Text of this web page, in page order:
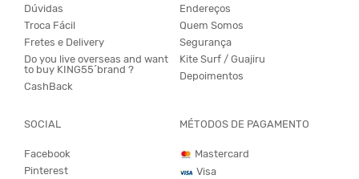
Dúvidas
Troca Fácil
Fretes e Delivery
Do you live overseas and want
to buy KING55´brand ?
CashBack
Endereços
Quem Somos
Segurança
Kite Surf / Guajiru
Depoimentos
SOCIAL
Facebook
Pinterest
MÉTODOS DE PAGAMENTO
Mastercard
Visa